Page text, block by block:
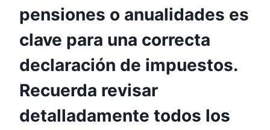
pensiones o anualidades es
clave para una correcta
declaración de impuestos.
Recuerda revisar
detalladamente todos los